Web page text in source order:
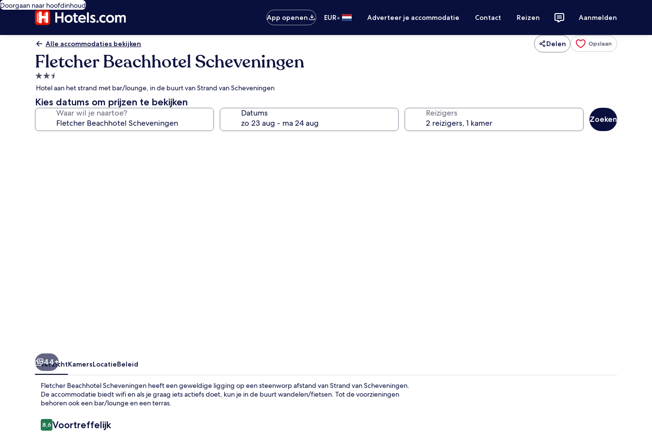
Doorgaan naar hoofdinhoud
App openen
EUR• Adverteer je accommodatie Contact Reizen Aanmelden
Alle accommodaties bekijken Delen Opslaan
Fletcher Beachhotel Scheveningen
2.5-
sterrenaccommodatie
Hotel aan het strand met bar/lounge, in de buurt van Strand van Scheveningen
Kies datums om prijzen te bekijken
Waar wil je naartoe? Datums Reizigers
Zoeken
44+
OverzichtKamersLocatieBeleid
Fletcher Beachhotel Scheveningen heeft een geweldige ligging op een steenworp afstand van Strand van Scheveningen.
De accommodatie biedt wifi en als je graag iets actiefs doet, kun je in de buurt wandelen/fietsen. Tot de voorzieningen
behoren ook een bar/lounge en een terras.
Beoordelingen
8,68,6 op 10 –
Voortreffelijk